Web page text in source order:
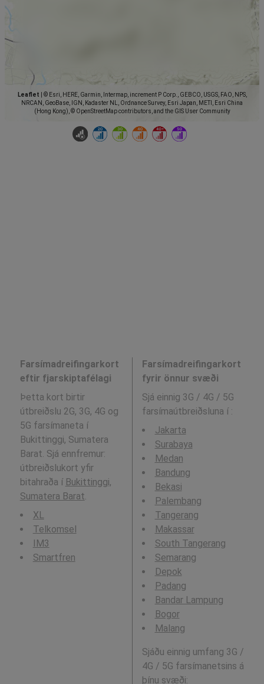
Leaflet
© Esri, HERE, Garmin, Intermap, increment P Corp., GEBCO, USGS, FAO, NPS,
NRCAN, GeoBase, IGN, Kadaster NL, Ordnance Survey, Esri Japan, METI, Esri China
(Hong Kong), © OpenStreetMap contributors, and the GIS User Community
Farsímadreifingarkort
eftir fjarskiptafélagi
Þetta kort birtir
útbreiðslu 2G, 3G, 4G og
5G farsímaneta í
Bukittinggi, Sumatera
Barat. Sjá ennfremur:
útbreiðslukort yfir
bitahraða í Bukittinggi,
Sumatera Barat.
XL
Telkomsel
IM3
Smartfren
Farsímadreifingarkort
fyrir önnur svæði
Sjá einnig 3G / 4G / 5G
farsímaútbreiðsluna í :
Jakarta
Surabaya
Medan
Bandung
Bekasi
Palembang
Tangerang
Makassar
South Tangerang
Semarang
Depok
Padang
Bandar Lampung
Bogor
Malang
Sjáðu einnig umfang 3G /
4G / 5G farsímanetsins á
þínu svæði: